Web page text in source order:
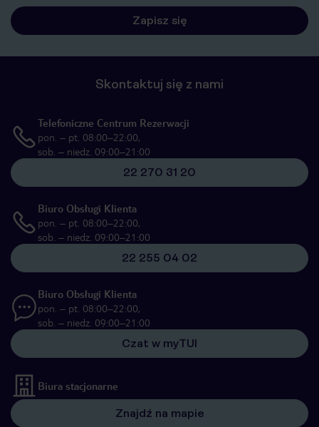
Skontaktuj się z nami
Telefoniczne Centrum Rezerwacji
pon. – pt. 08:00–22:00,
sob. – niedz. 09:00–21:00
22 270 31 20
Biuro Obsługi Klienta
pon. – pt. 08:00–22:00,
sob. – niedz. 09:00–21:00
22 255 04 02
Biuro Obsługi Klienta
pon. – pt. 08:00–22:00,
sob. – niedz. 09:00–21:00
Czat w myTUI
Biura stacjonarne
Znajdź na mapie